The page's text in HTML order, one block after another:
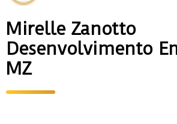
Mirelle Zanotto
Desenvolvimento
MZ